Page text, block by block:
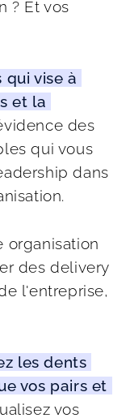
? Et vos
qui vise à
et la
des
qui vous
dans
organisation
des delivery
l'entreprise,
les dents
vos pairs et
vos